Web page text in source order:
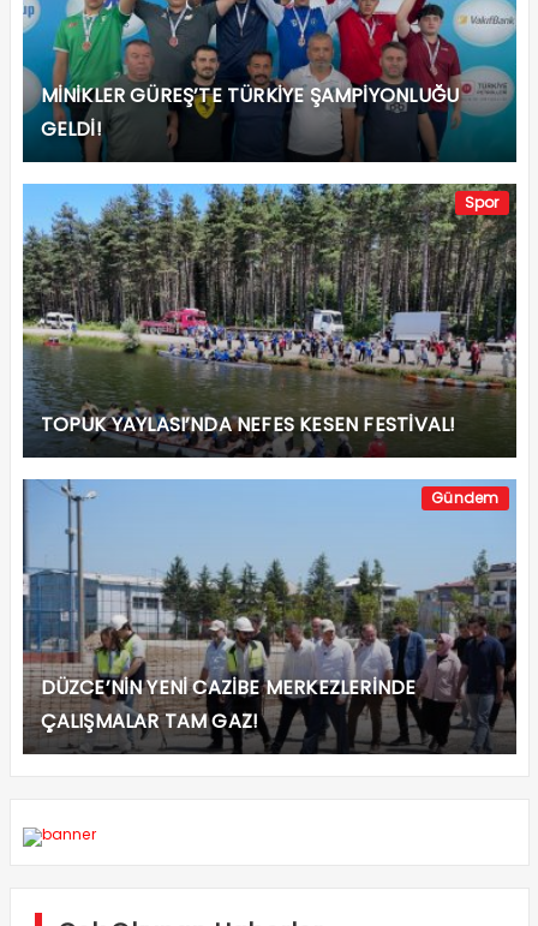
1 BAŞKAN ÖZLÜ’DEN KADİR GECESİ MESAJI!
2
BAŞKAN ÖZLÜ’DEN DÜZCELİLERE BAYRAM
MESAJI!
3 SANAT SOKAĞI ‘SIFIR ATIK’ TEMASI İLE AÇILDI!
4
45 MİLYON EURO’LUK YATIRIMIN İHALESİ 25
NİSAN’DA!
5
VALİ ASLAN SÜRÜCÜLERİN KEMERLERİNİ TAKIP
TAKMADIKLARINI DENETLEDİ!
6 KADİR GECESİ BU GECE İDRAK EDİLECEK!
İL ENCÜMEN VE KOMİSYON ÜYELERİ
BELİRLENDİ!
8
10 NİSAN POLİS HAFTASI KUTLAMALARI
BAŞLADI!
9
DÜZCE BELEDİYESİ’NDEN DUYGULANDIRAN
SOSYAL DENEY!